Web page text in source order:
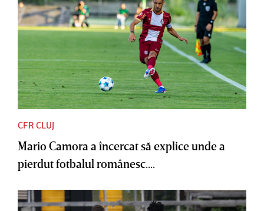
CFR CLUJ
Mario Camora a încercat să explice unde a
pierdut fotbalul românesc....